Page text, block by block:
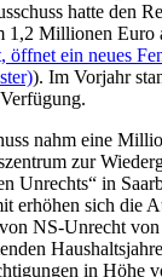
hatte den
1,2 Millionen Euro
öffnet ein neues
). Im Vorjahr
nahm eine
zur
Unrechts“ in
erhöhen sich die
NS-Unrecht
in Höhe